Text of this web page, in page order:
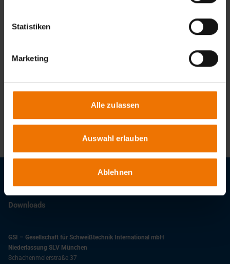
Statistiken
Marketing
Alle zulassen
Auswahl erlauben
Ablehnen
Ansprechpartner
vd@slv-muenchen.de
Stellenangebote
Downloads
GSI – Gesellschaft für Schweißtechnik International mbH
Niederlassung SLV München
Schachenmeierstraße 37